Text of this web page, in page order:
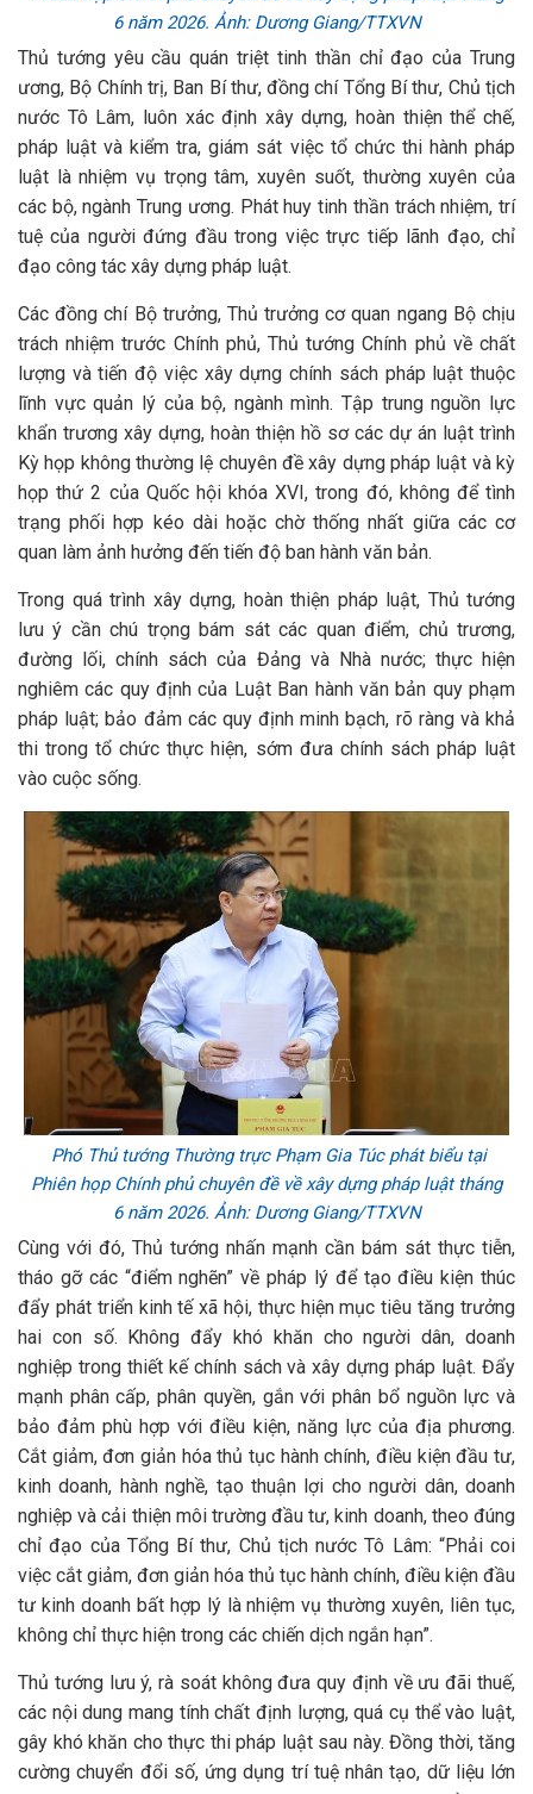
6 năm 2026. Ảnh: Dương Giang/TTXVN
Thủ tướng yêu cầu quán triệt tinh thần chỉ đạo của Trung
ương, Bộ Chính trị, Ban Bí thư, đồng chí Tổng Bí thư, Chủ tịch
nước Tô Lâm, luôn xác định xây dựng, hoàn thiện thể chế,
pháp luật và kiểm tra, giám sát việc tổ chức thi hành pháp
luật là nhiệm vụ trọng tâm, xuyên suốt, thường xuyên của
các bộ, ngành Trung ương. Phát huy tinh thần trách nhiệm, trí
tuệ của người đứng đầu trong việc trực tiếp lãnh đạo, chỉ
đạo công tác xây dựng pháp luật.
Các đồng chí Bộ trưởng, Thủ trưởng cơ quan ngang Bộ chịu
trách nhiệm trước Chính phủ, Thủ tướng Chính phủ về chất
lượng và tiến độ việc xây dựng chính sách pháp luật thuộc
lĩnh vực quản lý của bộ, ngành mình. Tập trung nguồn lực
khẩn trương xây dựng, hoàn thiện hồ sơ các dự án luật trình
Kỳ họp không thường lệ chuyên đề xây dựng pháp luật và kỳ
họp thứ 2 của Quốc hội khóa XVI, trong đó, không để tình
trạng phối hợp kéo dài hoặc chờ thống nhất giữa các cơ
quan làm ảnh hưởng đến tiến độ ban hành văn bản.
Trong quá trình xây dựng, hoàn thiện pháp luật, Thủ tướng
lưu ý cần chú trọng bám sát các quan điểm, chủ trương,
đường lối, chính sách của Đảng và Nhà nước; thực hiện
nghiêm các quy định của Luật Ban hành văn bản quy phạm
pháp luật; bảo đảm các quy định minh bạch, rõ ràng và khả
thi trong tổ chức thực hiện, sớm đưa chính sách pháp luật
vào cuộc sống.
Phó Thủ tướng Thường trực Phạm Gia Túc phát biểu tại
Phiên họp Chính phủ chuyên đề về xây dựng pháp luật tháng
6 năm 2026. Ảnh: Dương Giang/TTXVN
Cùng với đó, Thủ tướng nhấn mạnh cần bám sát thực tiễn,
tháo gỡ các “điểm nghẽn” về pháp lý để tạo điều kiện thúc
đẩy phát triển kinh tế xã hội, thực hiện mục tiêu tăng trưởng
hai con số. Không đẩy khó khăn cho người dân, doanh
nghiệp trong thiết kế chính sách và xây dựng pháp luật. Đẩy
mạnh phân cấp, phân quyền, gắn với phân bổ nguồn lực và
bảo đảm phù hợp với điều kiện, năng lực của địa phương.
Cắt giảm, đơn giản hóa thủ tục hành chính, điều kiện đầu tư,
kinh doanh, hành nghề, tạo thuận lợi cho người dân, doanh
nghiệp và cải thiện môi trường đầu tư, kinh doanh, theo đúng
chỉ đạo của Tổng Bí thư, Chủ tịch nước Tô Lâm: “Phải coi
việc cắt giảm, đơn giản hóa thủ tục hành chính, điều kiện đầu
tư kinh doanh bất hợp lý là nhiệm vụ thường xuyên, liên tục,
không chỉ thực hiện trong các chiến dịch ngắn hạn”.
Thủ tướng lưu ý, rà soát không đưa quy định về ưu đãi thuế,
các nội dung mang tính chất định lượng, quá cụ thể vào luật,
gây khó khăn cho thực thi pháp luật sau này. Đồng thời, tăng
cường chuyển đổi số, ứng dụng trí tuệ nhân tạo, dữ liệu lớn